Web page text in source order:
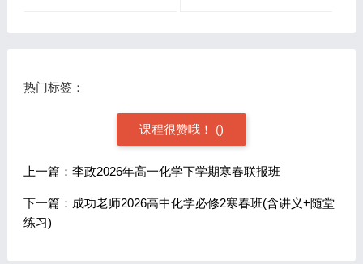
热门标签：
课程很赞哦！ ()
上一篇：李政2026年高一化学下学期寒春联报班
下一篇：成功老师2026高中化学必修2寒春班(含讲义+随堂
练习)